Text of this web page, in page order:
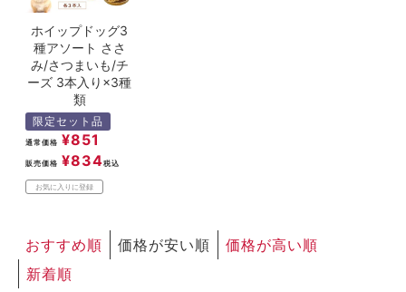
ホイップドッグ3
種アソート ささ
み/さつまいも/チ
ーズ 3本入り×3種
類
限定セット品
通常価格 ¥851
販売価格 ¥834税込
お気に入りに登録
おすすめ順 価格が安い順
価格が高い順
新着順